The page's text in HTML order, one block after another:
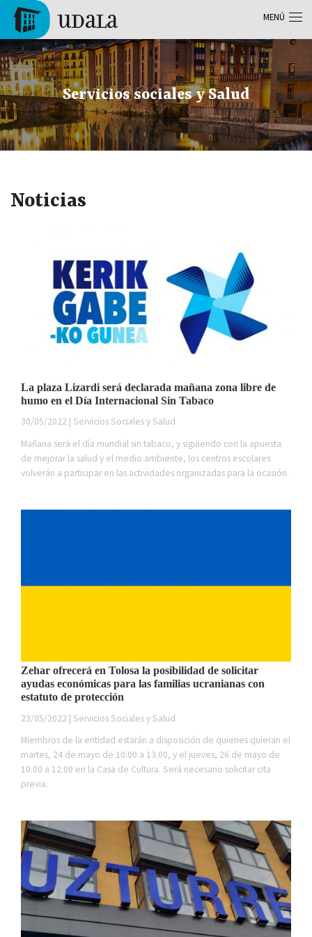
Pasar al contenido principal
Tolosa
Servicios sociales y Salud
Noticias
La plaza Lizardi será declarada mañana zona libre de
humo en el Día Internacional Sin Tabaco
30/05/2022 | Servicios Sociales y Salud
Mañana será el día mundial sin tabaco, y siguiendo con la apuesta
de mejorar la salud y el medio ambiente, los centros escolares
volverán a participar en las actividades organizadas para la ocasión.
Zehar ofrecerá en Tolosa la posibilidad de solicitar
ayudas económicas para las familias ucranianas con
estatuto de protección
23/05/2022 | Servicios Sociales y Salud
Miembros de la entidad estarán a disposición de quienes quieran el
martes, 24 de mayo de 10:00 a 13:00, y el jueves, 26 de mayo de
10:00 a 12:00 en la Casa de Cultura. Será necesario solicitar cita
previa.
MENÚ